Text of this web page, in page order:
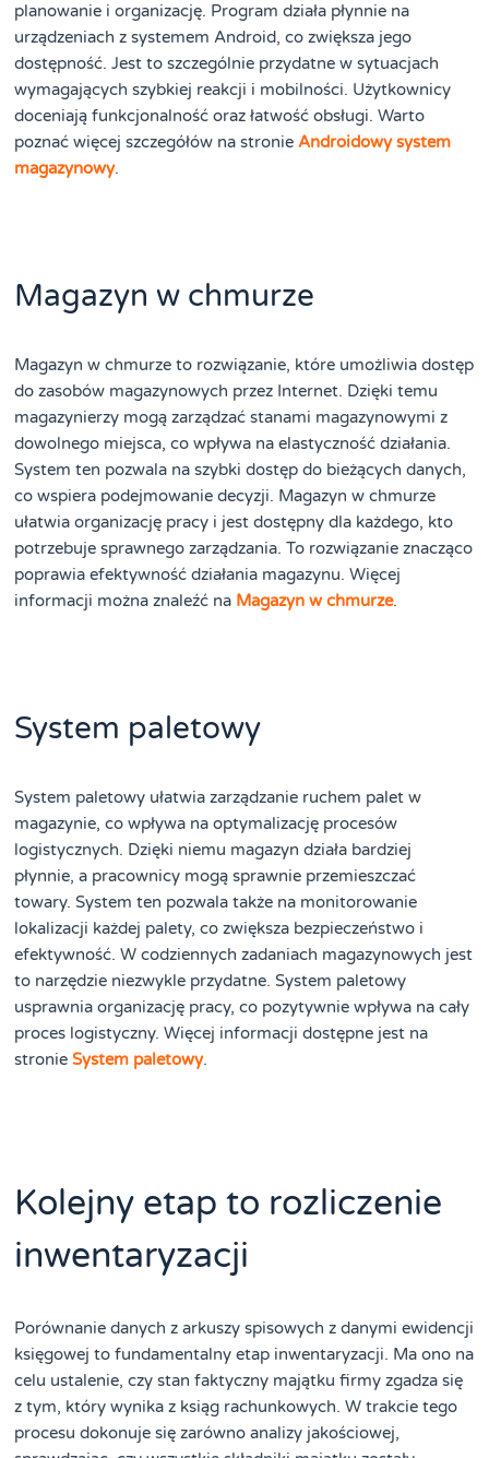
planowanie i organizację. Program działa płynnie na
urządzeniach z systemem Android, co zwiększa jego
dostępność. Jest to szczególnie przydatne w sytuacjach
wymagających szybkiej reakcji i mobilności. Użytkownicy
doceniają funkcjonalność oraz łatwość obsługi. Warto
poznać więcej szczegółów na stronieAndroidowy system
magazynowy.
Magazyn w chmurze
Magazyn w chmurze to rozwiązanie, które umożliwia dostęp
do zasobów magazynowych przez Internet. Dzięki temu
magazynierzy mogą zarządzać stanami magazynowymi z
dowolnego miejsca, co wpływa na elastyczność działania.
System ten pozwala na szybki dostęp do bieżących danych,
co wspiera podejmowanie decyzji. Magazyn w chmurze
ułatwia organizację pracy i jest dostępny dla każdego, kto
potrzebuje sprawnego zarządzania. To rozwiązanie znacząco
poprawia efektywność działania magazynu. Więcej
informacji można znaleźć na Magazyn w chmurze.
System paletowy
System paletowy ułatwia zarządzanie ruchem palet w
magazynie, co wpływa na optymalizację procesów
logistycznych. Dzięki niemu magazyn działa bardziej
płynnie, a pracownicy mogą sprawnie przemieszczać
towary. System ten pozwala także na monitorowanie
lokalizacji każdej palety, co zwiększa bezpieczeństwo i
efektywność. W codziennych zadaniach magazynowych jest
to narzędzie niezwykle przydatne. System paletowy
usprawnia organizację pracy, co pozytywnie wpływa na cały
proces logistyczny. Więcej informacji dostępne jest na
stronieSystem paletowy.
Kolejny etap to rozliczenie
inwentaryzacji
Porównanie danych z arkuszy spisowych z danymi ewidencji
księgowej to fundamentalny etap inwentaryzacji. Ma ono na
celu ustalenie, czy stan faktyczny majątku firmy zgadza się
z tym, który wynika z ksiąg rachunkowych. W trakcie tego
procesu dokonuje się zarówno analizy jakościowej,